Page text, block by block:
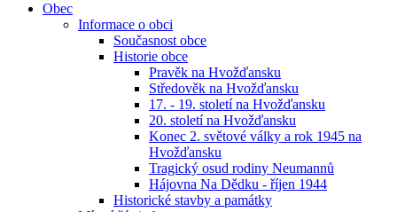
Obec
Informace o obci
Současnost obce
Historie obce
Pravěk na Hvožďansku
Středověk na Hvožďansku
17. - 19. století na Hvožďansku
20. století na Hvožďansku
Konec 2. světové války a rok 1945 na
Hvožďansku
Tragický osud rodiny Neumannů
Hájovna Na Dědku - říjen 1944
Historické stavby a památky